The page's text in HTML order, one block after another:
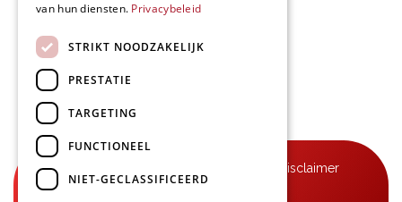
BE 0768.656.308
Volg ons
Disclaimer
van hun diensten. Privacybeleid
STRIKT NOODZAKELIJK
PRESTATIE
TARGETING
FUNCTIONEEL
NIET-GECLASSIFICEERD